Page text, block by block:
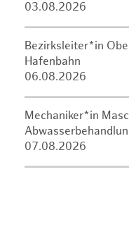
03.08.2026
Bezirksleiter*in
Hafenbahn
06.08.2026
Mechaniker*in
07.08.2026